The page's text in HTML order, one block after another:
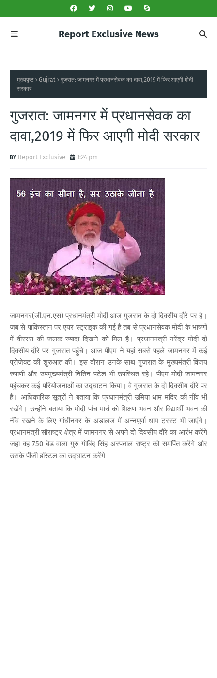
Report Exclusive News
मुख्यपृष्ठ Gujrat
गुजरात: जामनगर में प्रधानसेवक का दावा,2019 में फिर आएगी मोदी
सरकार
गुजरात: जामनगर में प्रधानसेवक का
दावा,2019 में फिर आएगी मोदी सरकार
Report Exclusive 3:24 pm
जामनगर(जी.एन.एस) प्रधानमंत्री मोदी आज गुजरात के दो दिवसीय दौरे पर है।
जब से पाकिस्तान पर एयर स्ट्राइक की गई है तब से प्रधानसेवक मोदी के भाषणों
में वीररस की जलक ज्यादा दिखने को मिल है। प्रधानमंत्री नरेंद्र मोदी दो
दिवसीय दौरे पर गुजरात पहुंचे। आज पीएम ने यहां सबसे पहले जामनगर में कई
प्रोजेक्ट की शुरुआत की। इस दौरान उनके साथ गुजरात के मुख्यमंत्री विजय
रुपाणी और उपमुख्यमंत्री नितिन पटेल भी उपस्थित रहे। पीएम मोदी जामनगर
पहुंचकर कई परियोजनाओं का उद्घाटन किया। वे गुजरात के दो दिवसीय दौरे पर
हैं। आधिकारिक सूत्रों ने बताया कि प्रधानमंत्री उमिया धाम मंदिर की नींव भी
रखेंगे। उन्होंने बताया कि मोदी पांच मार्च को शिक्षण भवन और विद्यार्थी भवन की
नींव रखने के लिए गांधीनगर के अडालज में अन्नपूर्णा धाम ट्रस्ट भी जाएंगे।
प्रधानमंत्री सौराष्ट्र क्षेत्र में जामनगर से अपने दो दिवसीय दौरे का आरंभ करेंगे
जहां वह 750 बेड वाला गुरु गोबिंद सिंह अस्पताल राष्ट्र को समर्पित करेंगे और
उसके पीजी हॉस्टल का उद्घाटन करेंगे।